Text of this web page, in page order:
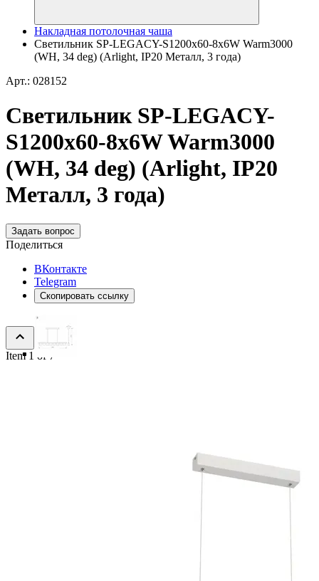
Накладная потолочная чаша
Светильник SP-LEGACY-S1200x60-8x6W Warm3000
(WH, 34 deg) (Arlight, IP20 Металл, 3 года)
Арт.: 028152
Светильник SP-LEGACY-
S1200x60-8x6W Warm3000
(WH, 34 deg) (Arlight, IP20
Металл, 3 года)
Задать вопрос
Поделиться
ВКонтакте
Telegram
Скопировать ссылку
Item 1 of 7